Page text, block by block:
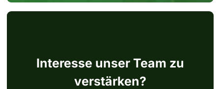
Interesse unser Team zu
verstärken?